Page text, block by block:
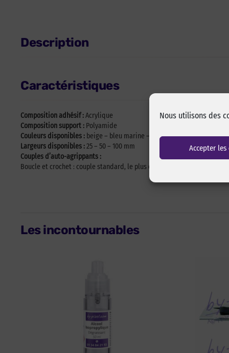
Nous utilisons des
Accepter les
Description
Caractéristiques
Composition adhésif :Acrylique
Composition support : Polyamide
Couleurs disponibles : beige – bleu marine – Bleu Royal – bordeaux –
Largeurs disponibles :25 – 50 – 100 mm
Couples d’auto-agrippants :
Boucle et crochet : couple standard, le plus endurant – La boucle est
Les incontournables